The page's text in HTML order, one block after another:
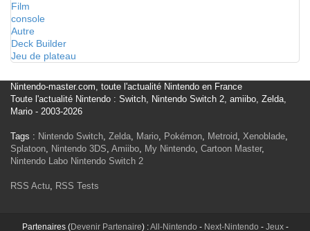
Film
console
Autre
Deck Builder
Jeu de plateau
Nintendo-master.com, toute l'actualité Nintendo en France
Toute l'actualité Nintendo : Switch, Nintendo Switch 2, amiibo, Zelda,
Mario - 2003-2026
Tags : Nintendo Switch, Zelda, Mario, Pokémon, Metroid, Xenoblade,
Splatoon, Nintendo 3DS, Amiibo, My Nintendo, Cartoon Master,
Nintendo Labo Nintendo Switch 2
RSS Actu, RSS Tests
Partenaires (Devenir Partenaire) :All-Nintendo - Next-Nintendo - Jeux-